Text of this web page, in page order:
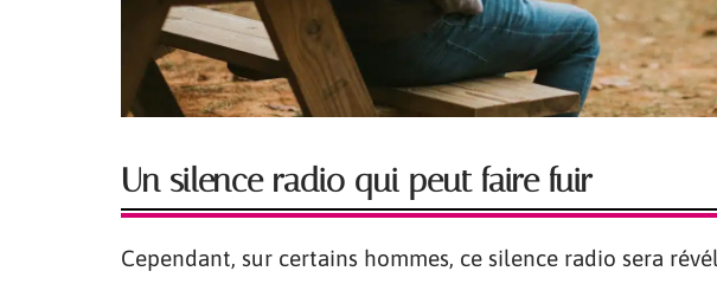
Un silence radio qui peut faire fuir
Cependant, sur certains hommes, ce silence radio sera